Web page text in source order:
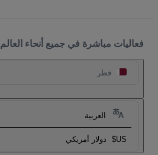
فعاليات مباشرة في جميع أنحاء العالم
قطر
العربية
US$ دولار أمريكي